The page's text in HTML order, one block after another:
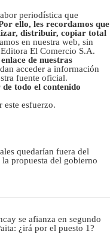
periodística que
ello, les recordamos que
distribuir, copiar total
en nuestra web, sin
El Comercio S.A.
de nuestras
acceder a información
fuente oficial.
todo el contenido
este esfuerzo.
quedarían fuera del
propuesta del gobierno
se afianza en segundo
¿irá por el puesto 1?